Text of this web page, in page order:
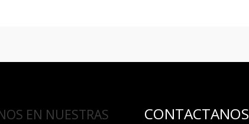
EN NUESTRAS
CONTACTANOS